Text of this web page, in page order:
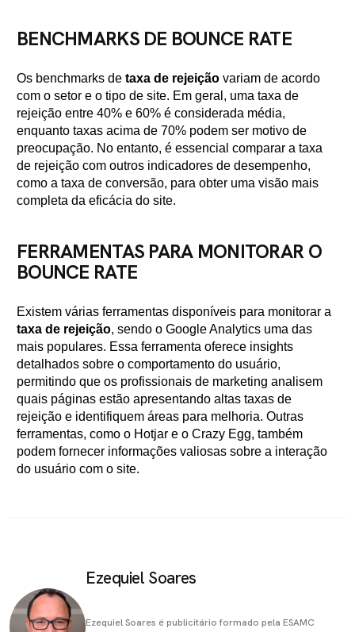
BENCHMARKS DE BOUNCE RATE
Os benchmarks de taxa de rejeição variam de acordo
com o setor e o tipo de site. Em geral, uma taxa de
rejeição entre 40% e 60% é considerada média,
enquanto taxas acima de 70% podem ser motivo de
preocupação. No entanto, é essencial comparar a taxa
de rejeição com outros indicadores de desempenho,
como a taxa de conversão, para obter uma visão mais
completa da eficácia do site.
FERRAMENTAS PARA MONITORAR O
BOUNCE RATE
Existem várias ferramentas disponíveis para monitorar a
taxa de rejeição, sendo o Google Analytics uma das
mais populares. Essa ferramenta oferece insights
detalhados sobre o comportamento do usuário,
permitindo que os profissionais de marketing analisem
quais páginas estão apresentando altas taxas de
rejeição e identifiquem áreas para melhoria. Outras
ferramentas, como o Hotjar e o Crazy Egg, também
podem fornecer informações valiosas sobre a interação
do usuário com o site.
Ezequiel Soares
Ezequiel Soares é publicitário formado pela ESAMC